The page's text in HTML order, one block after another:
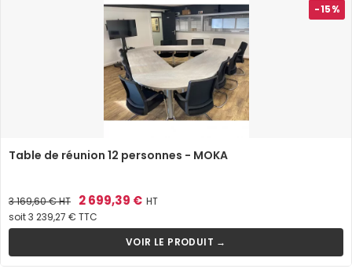
-15%
Table de réunion 12 personnes - MOKA
Prix
de
base
3 169,60 €HT Prix
2 699,39 € HT
soit 3 239,27 € TTC
VOIR LE PRODUIT →